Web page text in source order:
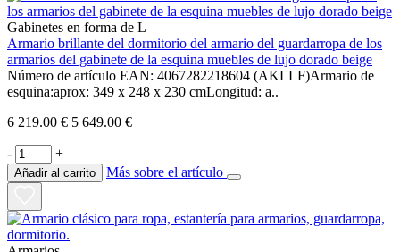
Gabinetes en forma de L
Armario brillante del dormitorio del armario del guardarropa de los
armarios del gabinete de la esquina muebles de lujo dorado beige
Número de artículo EAN: 4067282218604 (AKLLF)Armario de
esquina:aprox: 349 x 248 x 230 cmLongitud: a..
6 219.00 € 5 649.00 €
- +
Añadir al carrito Más sobre el artículo